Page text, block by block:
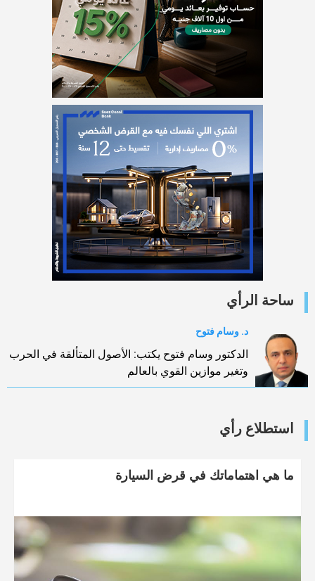
ساحة الرأي
د. وسام فتوح
الدكتور وسام فتوح يكتب: الأصول المتألقة في الحرب
وتغير موازين القوي بالعالم
استطلاع رأي
ما هي اهتماماتك في قرض السيارة